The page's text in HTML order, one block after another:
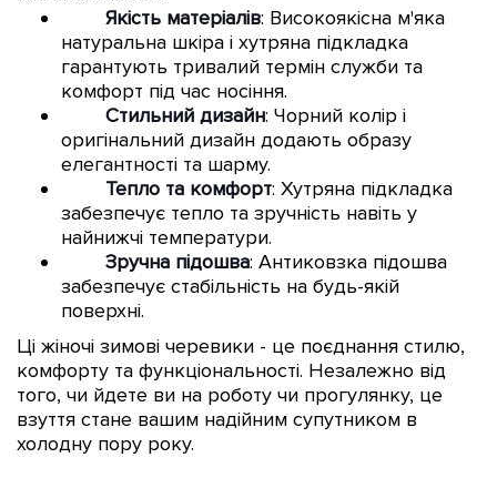
Якість матеріалів: Високоякісна м'яка
натуральна шкіра і хутряна підкладка
гарантують тривалий термін служби та
комфорт під час носіння.
Стильний дизайн: Чорний колір і
оригінальний дизайн додають образу
елегантності та шарму.
Тепло та комфорт: Хутряна підкладка
забезпечує тепло та зручність навіть у
найнижчі температури.
Зручна підошва: Антиковзка підошва
забезпечує стабільність на будь-якій
поверхні.
Ці жіночі зимові черевики - це поєднання стилю,
комфорту та функціональності. Незалежно від
того, чи йдете ви на роботу чи прогулянку, це
взуття стане вашим надійним супутником в
холодну пору року.